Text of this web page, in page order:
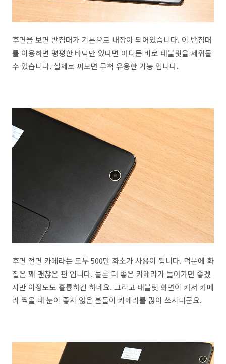
후면을 보면 받침대가 기본으로 내장이 되어있습니다. 이 받침대
를 이용하면 평평한 바닥만 있다면 어디든 바로 태블릿을 세워둘
수 있습니다. 실제로 써보면 무척 유용한 기능 입니다.
후면 전면 카메라는 모두 500만 화소가 사용이 됩니다. 덕분에 화
질은 꽤 괜찮은 편 입니다. 물론 더 좋은 카메라가 들어가면 좋겠
지만 이정도도 훌륭하긴 하네요. 그리고 태블릿 화면이 커서 카메
라 찍을 때 눈이 좋지 않은 분들이 카메라를 많이 쓰시더군요.